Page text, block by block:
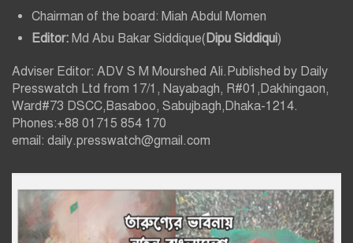
Chairman of the board: Miah Abdul Momen
Editor: Md Abu Bakar Siddique(Dipu Siddiqui)
Adviser Editor: ADV S M Mourshed Ali.Published by Daily
Presswatch Ltd from 17/1, Nayabagh, R#01,Dakhingaon,
Ward#73 DSCC,Basaboo, Sabujbagh,Dhaka-1214.
Phones:+88 01715 854 170
email: daily.presswatch@gmail.com